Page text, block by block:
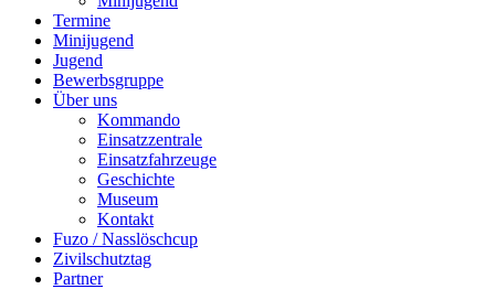
Termine
Minijugend
Jugend
Bewerbsgruppe
Über uns
Kommando
Einsatzzentrale
Einsatzfahrzeuge
Geschichte
Museum
Kontakt
Fuzo / Nasslöschcup
Zivilschutztag
Partner